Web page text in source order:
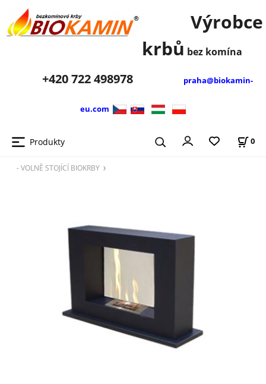
Výrobce
krbů bez komína
+420722 498978 praha@biokamin-
eu.com
Produkty 0
- VOLNĚ STOJÍCÍ BIOKRBY